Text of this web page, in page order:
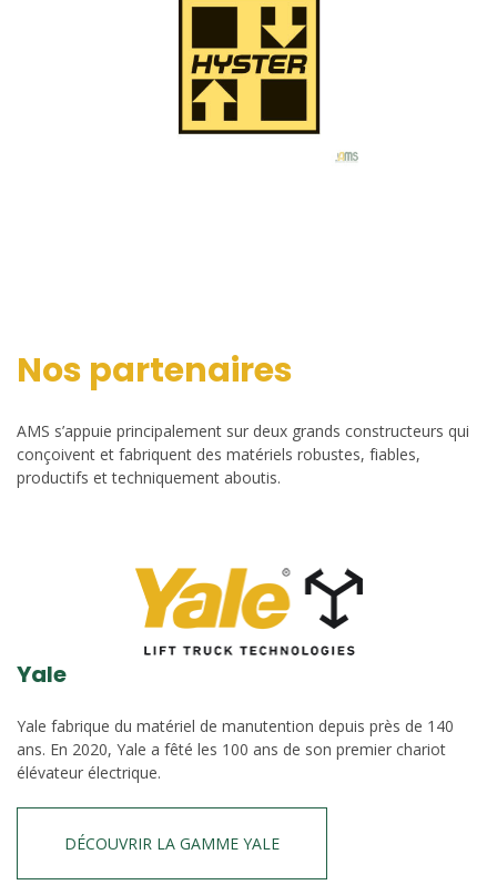
Nos partenaires
AMS s’appuie principalement sur deux grands constructeurs qui
conçoivent et fabriquent des matériels robustes, fiables,
productifs et techniquement aboutis.
Yale
Yale fabrique du matériel de manutention depuis près de 140
ans. En 2020, Yale a fêté les 100 ans de son premier chariot
élévateur électrique.
DÉCOUVRIR LA GAMME YALE